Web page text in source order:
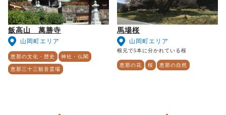
飯高山 萬勝寺
山岡町エリア
恵那の文化・歴史 神社・仏閣
恵那三十三観音霊場
馬場桜
山岡町エリア
根元で5本に分かれている桜
恵那の花 桜 恵那の自然